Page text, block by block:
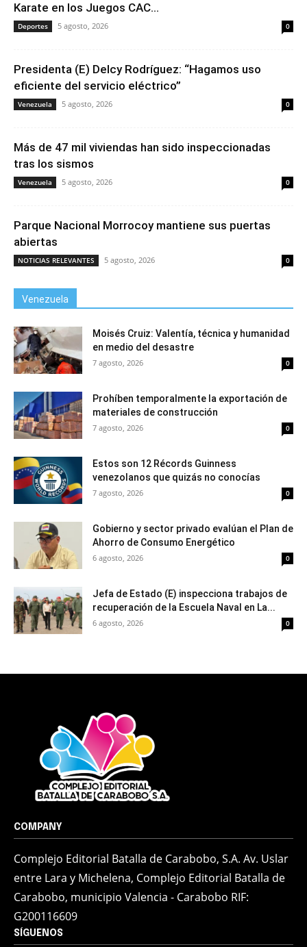
Karate en los Juegos CAC...
Deportes 5 agosto, 2026 0
Presidenta (E) Delcy Rodríguez: “Hagamos uso
eficiente del servicio eléctrico”
Venezuela 5 agosto, 2026 0
Más de 47 mil viviendas han sido inspeccionadas
tras los sismos
Venezuela 5 agosto, 2026 0
Parque Nacional Morrocoy mantiene sus puertas
abiertas
NOTICIAS RELEVANTES 5 agosto, 2026 0
Venezuela
Moisés Cruiz: Valentía, técnica y humanidad
en medio del desastre
7 agosto, 2026 0
Prohíben temporalmente la exportación de
materiales de construcción
7 agosto, 2026 0
Estos son 12 Récords Guinness
venezolanos que quizás no conocías
7 agosto, 2026 0
Gobierno y sector privado evalúan el Plan de
Ahorro de Consumo Energético
6 agosto, 2026 0
Jefa de Estado (E) inspecciona trabajos de
recuperación de la Escuela Naval en La...
6 agosto, 2026 0
COMPANY
Complejo Editorial Batalla de Carabobo, S.A. Av. Uslar
entre Lara y Michelena, Complejo Editorial Batalla de
Carabobo, municipio Valencia - Carabobo RIF:
G200116609
SÍGUENOS